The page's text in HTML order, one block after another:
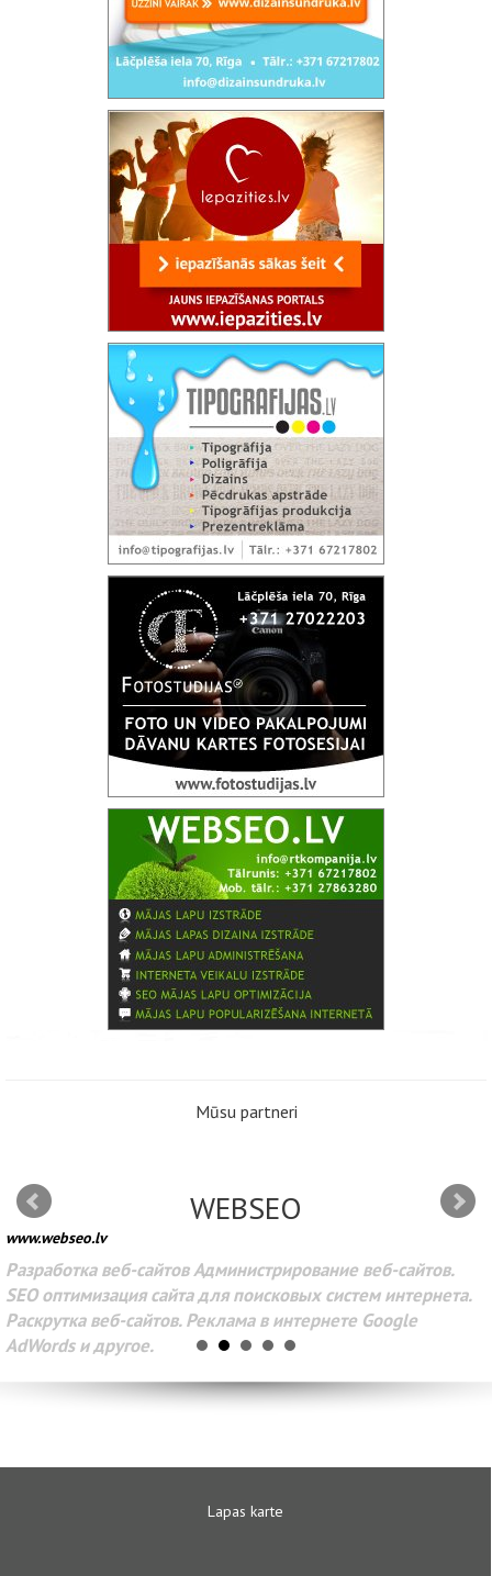
Mūsu partneri
WEBSEO
www.webseo.lv
Разработка веб-сайтов Администрирование веб-сайтов.
SEO оптимизация сайта для поисковых систем интернета.
Раскрутка веб-сайтов. Реклама в интернете Google
AdWords и другое.
Lapas karte